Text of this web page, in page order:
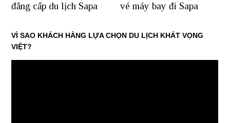
đẳng cấp du lịch Sapa
vé máy bay đi Sapa
VÌ SAO KHÁCH HÀNG LỰA CHỌN DU LỊCH KHÁT VỌNG
VIỆT?